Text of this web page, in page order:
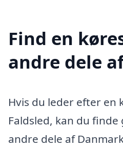
Find en
andre dele
Hvis du leder efter en
Faldsled, kan du
andre dele af